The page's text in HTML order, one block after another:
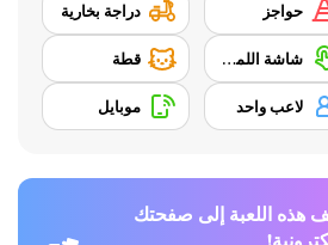
حواجز دراجة بخارية
شاشة اللمس قطة
لاعب واحد موبايل
هذه اللعبة إلى صفحتك